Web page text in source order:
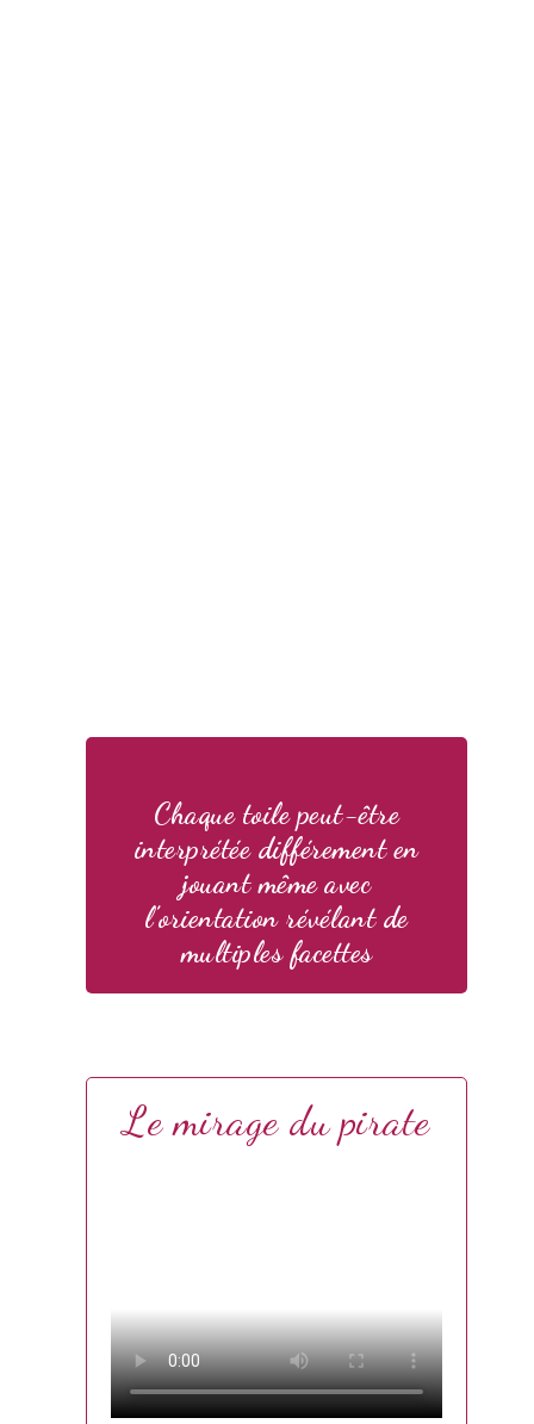
Chaque toile peut-être
interprétée différement en
jouant même avec
l’orientation révélant de
multiples facettes
Le mirage du pirate